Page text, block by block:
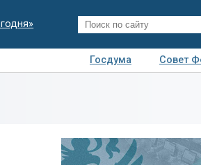
Госдума
Совет